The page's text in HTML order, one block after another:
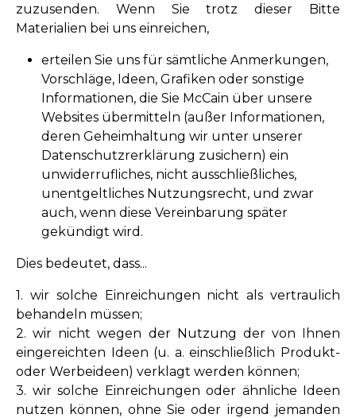
zuzusenden. Wenn Sie trotz dieser Bitte
Materialien bei uns einreichen,
erteilen Sie uns für sämtliche Anmerkungen,
Vorschläge, Ideen, Grafiken oder sonstige
Informationen, die Sie McCain über unsere
Websites übermitteln (außer Informationen,
deren Geheimhaltung wir unter unserer
Datenschutzrerklärung zusichern) ein
unwiderrufliches, nicht ausschließliches,
unentgeltliches Nutzungsrecht, und zwar
auch, wenn diese Vereinbarung später
gekündigt wird.
Dies bedeutet, dass...
1. wir solche Einreichungen nicht als vertraulich
behandeln müssen;
2. wir nicht wegen der Nutzung der von Ihnen
eingereichten Ideen (u. a. einschließlich Produkt-
oder Werbeideen) verklagt werden können;
3. wir solche Einreichungen oder ähnliche Ideen
nutzen können, ohne Sie oder irgend jemanden